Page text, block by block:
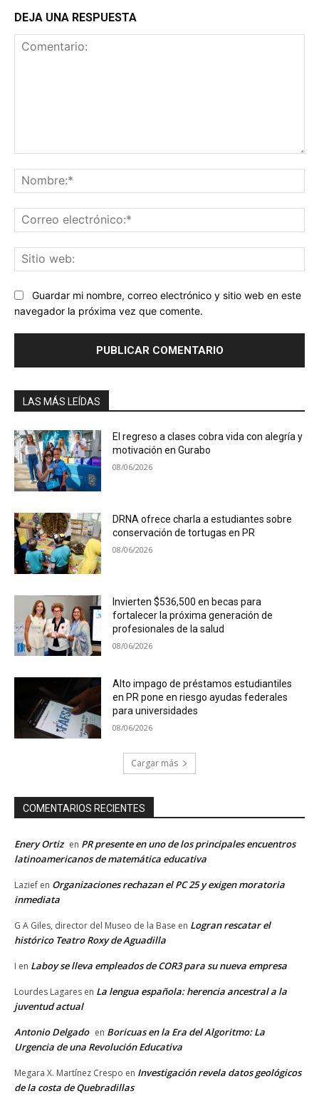
DEJA UNA RESPUESTA
Guardar mi nombre, correo electrónico y sitio web en este
navegador la próxima vez que comente.
LAS MÁS LEÍDAS
El regreso a clases cobra vida con alegría y
motivación en Gurabo
08/06/2026
DRNA ofrece charla a estudiantes sobre
conservación de tortugas en PR
08/06/2026
Invierten $536,500 en becas para
fortalecer la próxima generación de
profesionales de la salud
08/06/2026
Alto impago de préstamos estudiantiles
en PR pone en riesgo ayudas federales
para universidades
08/06/2026
Cargar más
COMENTARIOS RECIENTES
Enery Ortiz en PR presente en uno de los principales encuentros
latinoamericanos de matemática educativa
Lazief en Organizaciones rechazan el PC 25 y exigen moratoria
inmediata
G A Giles, director del Museo de la Base en Logran rescatar el
histórico Teatro Roxy de Aguadilla
I en Laboy se lleva empleados de COR3 para su nueva empresa
Lourdes Lagares en La lengua española: herencia ancestral a la
juventud actual
Antonio Delgado en Boricuas en la Era del Algoritmo: La
Urgencia de una Revolución Educativa
Megara X. Martínez Crespo en Investigación revela datos geológicos
de la costa de Quebradillas